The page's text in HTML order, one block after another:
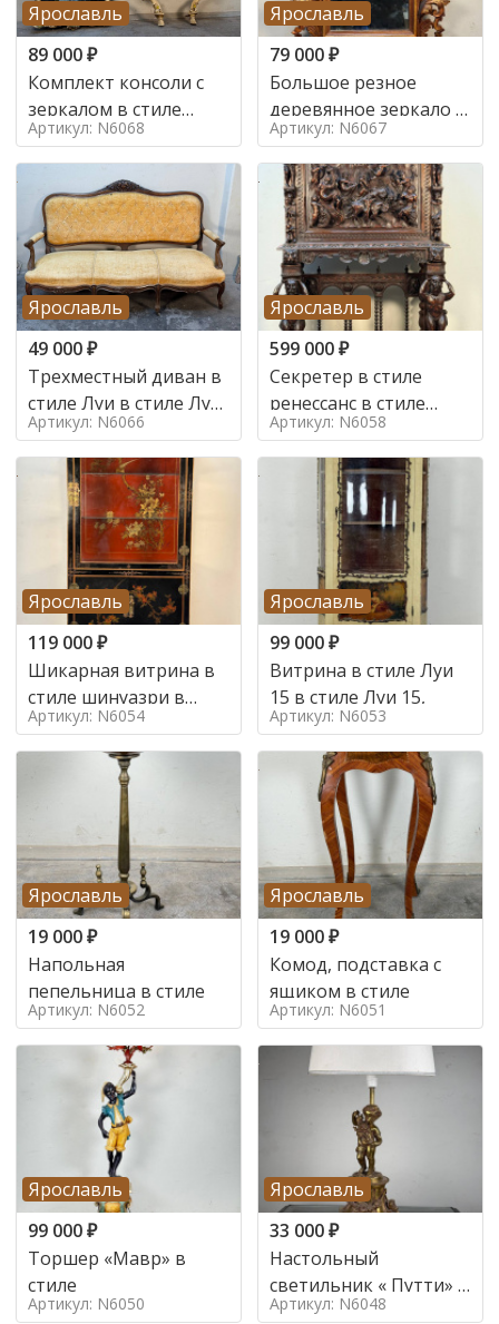
Ярославль
89 000₽
Комплект консоли с
зеркалом в стиле
ренессанс,
Артикул: N6068
Ярославль
79 000₽
Большое резное
деревянное зеркало с
золочением в стиле
Артикул: N6067
Ярославль
49 000₽
Трехместный диван в
стиле Луи в стиле Луи
16,
Артикул: N6066
Ярославль
599 000₽
Секретер в стиле
ренессанс в стиле
ренессанс, 19 век
Артикул: N6058
Ярославль
119 000₽
Шикарная витрина в
стиле шинуазри в
стиле шинуазри,
Артикул: N6054
Ярославль
99 000₽
Витрина в стиле Луи
15 в стиле Луи 15,
Артикул: N6053
Ярославль
19 000₽
Напольная
пепельница в стиле
Артикул: N6052
Ярославль
19 000₽
Комод, подставка с
ящиком в стиле
Артикул: N6051
Ярославль
99 000₽
Торшер «Мавр» в
стиле
Артикул: N6050
Ярославль
33 000₽
Настольный
светильник « Путти» в
стиле
Артикул: N6048